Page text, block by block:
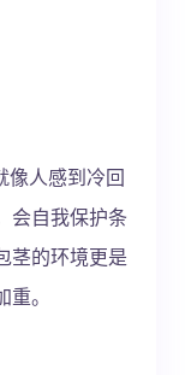
像人感到冷回
会自我保护条
茎的环境更是
。